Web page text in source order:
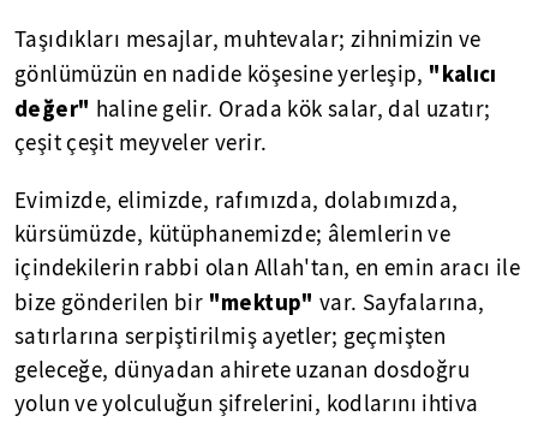
Taşıdıkları mesajlar, muhtevalar; zihnimizin ve
gönlümüzün en nadide köşesine yerleşip, "kalıcı
değer" haline gelir. Orada kök salar, dal uzatır;
çeşit çeşit meyveler verir.
Evimizde, elimizde, rafımızda, dolabımızda,
kürsümüzde, kütüphanemizde; âlemlerin ve
içindekilerin rabbi olan Allah'tan, en emin aracı ile
bize gönderilen bir "mektup"var. Sayfalarına,
satırlarına serpiştirilmiş ayetler; geçmişten
geleceğe, dünyadan ahirete uzanan dosdoğru
yolun ve yolculuğun şifrelerini, kodlarını ihtiva